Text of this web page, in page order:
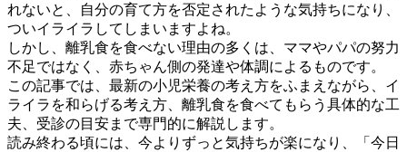
れないと、自分の育て方を否定されたような気持ちになり、
ついイライラしてしまいますよね。
しかし、離乳食を食べない理由の多くは、ママやパパの努力
不足ではなく、赤ちゃん側の発達や体調によるものです。
この記事では、最新の小児栄養の考え方をふまえながら、イ
ライラを和らげる考え方、離乳食を食べてもらう具体的な工
夫、受診の目安まで専門的に解説します。
読み終わる頃には、今よりずっと気持ちが楽になり、「今日